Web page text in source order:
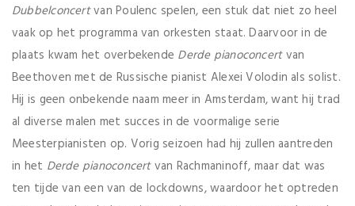
Dubbelconcertvan Poulenc spelen, een stuk dat niet zo heel
vaak op het programma van orkesten staat. Daarvoor in de
plaats kwam het overbekende Derde pianoconcertvan
Beethoven met de Russische pianist Alexei Volodin als solist.
Hij is geen onbekende naam meer in Amsterdam, want hij trad
al diverse malen met succes in de voormalige serie
Meesterpianisten op. Vorig seizoen had hij zullen aantreden
in het Derde pianoconcertvan Rachmaninoff, maar dat was
ten tijde van een van de lockdowns, waardoor het optreden